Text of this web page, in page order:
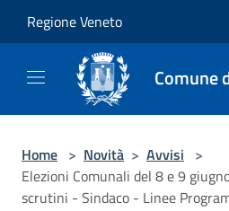
Regione Veneto
Comune
Home > Novità > Avvisi >
Elezioni Comunali del 8 e 9
scrutini - Sindaco - Linee